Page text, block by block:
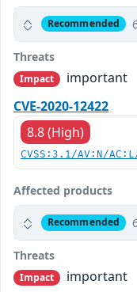
Recommended
Threats
Impact
important
CVE-2020-12422
8.8 (High)
CVSS:3.1/AV:N/
Affected products
Recommended
Threats
Impact
important